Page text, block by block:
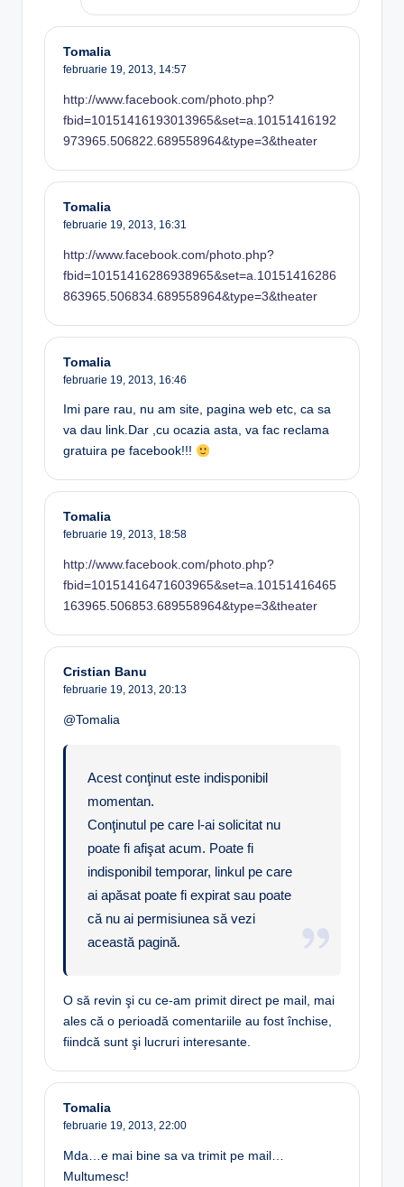
Tomalia
februarie 19, 2013, 14:57
http://www.facebook.com/photo.php?
fbid=10151416193013965&set=a.10151416192
973965.506822.689558964&type=3&theater
Tomalia
februarie 19, 2013, 16:31
http://www.facebook.com/photo.php?
fbid=10151416286938965&set=a.10151416286
863965.506834.689558964&type=3&theater
Tomalia
februarie 19, 2013, 16:46
Imi pare rau, nu am site, pagina web etc, ca sa
va dau link.Dar ,cu ocazia asta, va fac reclama
gratuira pe facebook!!!
Tomalia
februarie 19, 2013, 18:58
http://www.facebook.com/photo.php?
fbid=10151416471603965&set=a.10151416465
163965.506853.689558964&type=3&theater
Cristian Banu
februarie 19, 2013, 20:13
@Tomalia
Acest conţinut este indisponibil
momentan.
Conţinutul pe care l-ai solicitat nu
poate fi afişat acum. Poate fi
indisponibil temporar, linkul pe care
ai apăsat poate fi expirat sau poate
că nu ai permisiunea să vezi
această pagină.
O să revin şi cu ce-am primit direct pe mail, mai
ales că o perioadă comentariile au fost închise,
fiindcă sunt şi lucruri interesante.
Tomalia
februarie 19, 2013, 22:00
Mda…e mai bine sa va trimit pe mail…
Multumesc!